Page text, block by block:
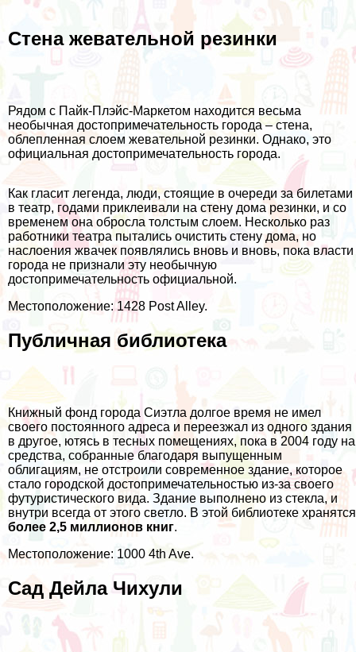
Стена жевательной резинки
Рядом с Пайк-Плэйс-Маркетом находится весьма
необычная достопримечательность города – стена,
облепленная слоем жевательной резинки. Однако, это
официальная достопримечательность города.
Как гласит легенда, люди, стоящие в очереди за билетами
в театр, годами приклеивали на стену дома резинки, и со
временем она обросла толстым слоем. Несколько раз
работники театра пытались очистить стену дома, но
наслоения жвачек появлялись вновь и вновь, пока власти
города не признали эту необычную
достопримечательность официальной.
Местоположение: 1428 Post Alley.
Публичная библиотека
Книжный фонд города Сиэтла долгое время не имел
своего постоянного адреса и переезжал из одного здания
в другое, ютясь в тесных помещениях, пока в 2004 году на
средства, собранные благодаря выпущенным
облигациям, не отстроили современное здание, которое
стало городской достопримечательностью из-за своего
футуристического вида. Здание выполнено из стекла, и
внутри всегда от этого светло. В этой библиотеке хранятся
более 2,5 миллионов книг.
Местоположение: 1000 4th Ave.
Сад Дейла Чихули